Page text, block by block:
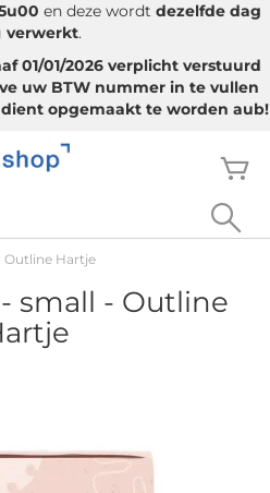
en deze wordt dezelfde dag
verwerkt.
01/01/2026 verplicht verstuurd
uw BTW nummer in te vullen
opgemaakt te worden aub!
naar
Outline Hartje
small - Outline